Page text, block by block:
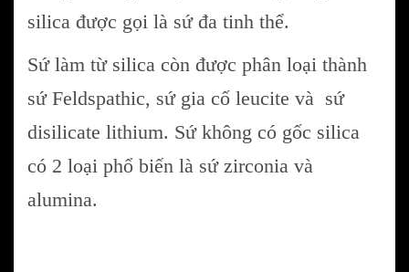
silica được gọi là sứ đa tinh thể.
Sứ làm từ silica còn được phân loại thành
sứ Feldspathic, sứ gia cố leucite và sứ
disilicate lithium. Sứ không có gốc silica
có 2 loại phổ biến là sứ zirconia và
alumina.